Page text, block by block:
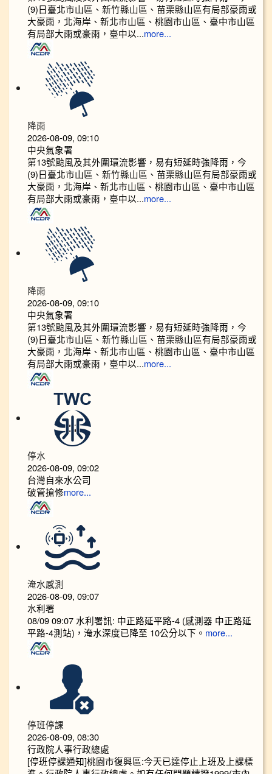
(9)日臺北市山區、新竹縣山區、苗栗縣山區有局部豪雨或
大豪雨，北海岸、新北市山區、桃園市山區、臺中市山區
有局部大雨或豪雨，臺中以...more...
降雨
2026-08-09, 09:10
中央氣象署
第13號颱風及其外圍環流影響，易有短延時強降雨，今
(9)日臺北市山區、新竹縣山區、苗栗縣山區有局部豪雨或
大豪雨，北海岸、新北市山區、桃園市山區、臺中市山區
有局部大雨或豪雨，臺中以...more...
降雨
2026-08-09, 09:10
中央氣象署
第13號颱風及其外圍環流影響，易有短延時強降雨，今
(9)日臺北市山區、新竹縣山區、苗栗縣山區有局部豪雨或
大豪雨，北海岸、新北市山區、桃園市山區、臺中市山區
有局部大雨或豪雨，臺中以...more...
停水
2026-08-09, 09:02
台灣自來水公司
破管搶修more...
淹水感測
2026-08-09, 09:07
水利署
08/09 09:07 水利署訊: 中正路延平路-4 (感測器 中正路延
平路-4測站)，淹水深度已降至 10公分以下。​​ more...
停班停課
2026-08-09, 08:30
行政院人事行政總處
[停班停課通知]桃園市復興區:今天已達停止上班及上課標